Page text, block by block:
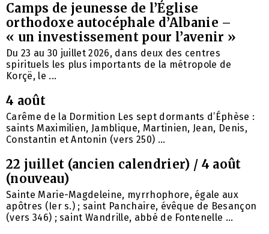
Camps de jeunesse de l’Église
orthodoxe autocéphale d’Albanie –
« un investissement pour l’avenir »
Du 23 au 30 juillet 2026, dans deux des centres
spirituels les plus importants de la métropole de
Korçë, le ...
4 août
Carême de la Dormition Les sept dormants d’Éphèse :
saints Maximilien, Jamblique, Martinien, Jean, Denis,
Constantin et Antonin (vers 250) ...
22 juillet (ancien calendrier) / 4 août
(nouveau)
Sainte Marie-Magdeleine, myrrhophore, égale aux
apôtres (Ier s.) ; saint Panchaire, évêque de Besançon
(vers 346) ; saint Wandrille, abbé de Fontenelle ...